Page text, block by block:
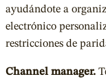
ayudándote a
electrónico
restricciones de
Channel manager.